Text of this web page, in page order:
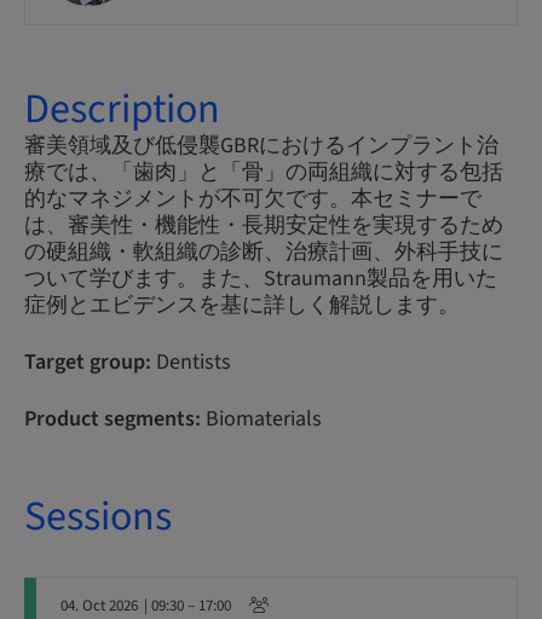
Description
審美領域及び低侵襲GBRにおけるインプラント治
療では、「歯肉」と「骨」の両組織に対する包括
的なマネジメントが不可欠です。本セミナーで
は、審美性・機能性・長期安定性を実現するため
の硬組織・軟組織の診断、治療計画、外科手技に
ついて学びます。また、Straumann製品を用いた
症例とエビデンスを基に詳しく解説します。
Target group: Dentists
Product segments: Biomaterials
Sessions
04. Oct 2026 | 09:30 – 17:00